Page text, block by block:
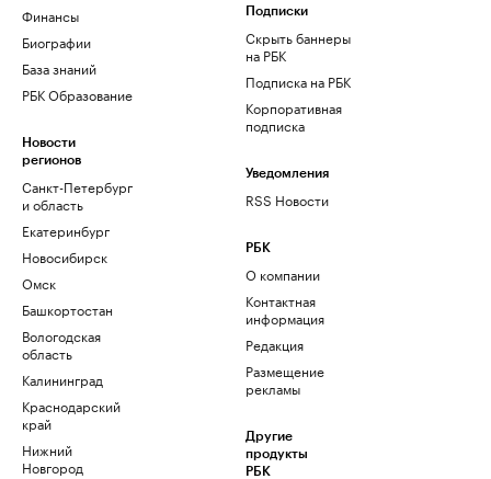
Финансы
Биографии
База знаний
РБК Образование
Новости
регионов
Санкт-Петербург
и область
Екатеринбург
Новосибирск
Омск
Башкортостан
Вологодская
область
Калининград
Краснодарский
край
Нижний
Новгород
Подписки
Скрыть баннеры
на РБК
Подписка на РБК
Корпоративная
подписка
Уведомления
RSS Новости
РБК
О компании
Контактная
информация
Редакция
Размещение
рекламы
Другие
продукты
РБК